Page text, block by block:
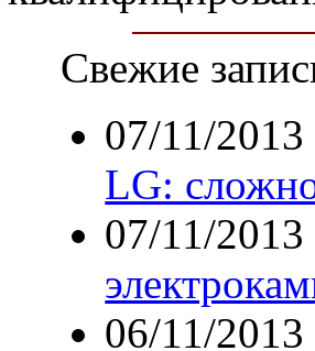
Свежие
07/11/2013
LG:
07/11/2013
06/11/